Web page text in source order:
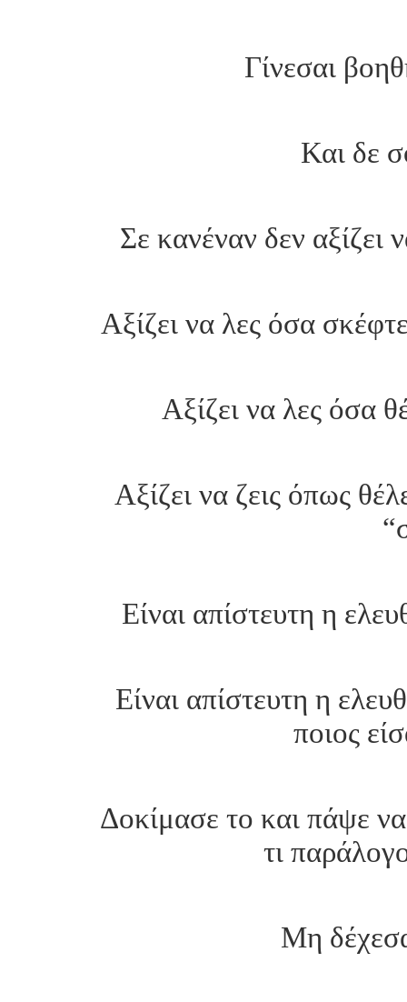
Γίνεσαι
Και δε
Σε κανέναν δεν αξίζει
Αξίζει να λες όσα
Αξίζει να λες όσα
Αξίζει να ζεις όπως
Είναι απίστευτη η
Είναι απίστευτη η
ποιος
Δοκίμασε το και πάψε
τι
Μη